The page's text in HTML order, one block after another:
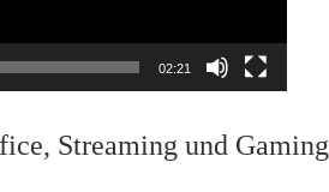
02:21
Streaming und Gaming